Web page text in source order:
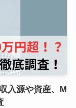
入源や資産、M